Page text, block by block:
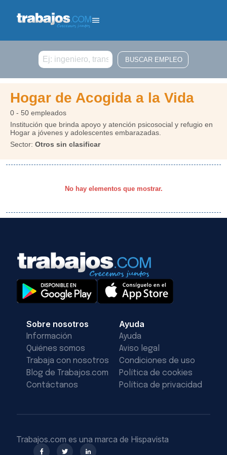
Buscar
Hogar de Acogida a la Vida
0 - 50 empleados
Institución que brinda apoyo y atención psicosocial y refugio en
Hogar a jóvenes y adolescentes embarazadas.
Sector: Otros sin clasificar
No hay elementos que mostrar.
Sobre nosotros
Información
Quiénes somos
Trabaja con nosotros
Blog de Trabajos.com
Contáctanos
Ayuda
Ayuda
Aviso legal
Condiciones de uso
Política de cookies
Política de privacidad
Trabajos.com es una marca de Hispavista